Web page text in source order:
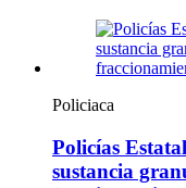
Policiaca
Policías
sustancia